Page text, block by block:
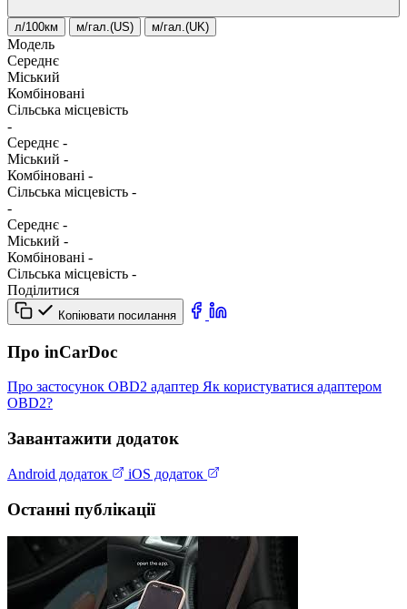
л/100км м/гал.(US) м/гал.(UK)
Модель
Середнє
Міський
Комбіновані
Сільська місцевість
-
Середнє -
Міський -
Комбіновані -
Сільська місцевість -
-
Середнє -
Міський -
Комбіновані -
Сільська місцевість -
Поділитися
Копіювати посилання
Про inCarDoc
Про застосунок OBD2 адаптер Як користуватися адаптером
OBD2?
Завантажити додаток
Android додаток iOS додаток
Останні публікації